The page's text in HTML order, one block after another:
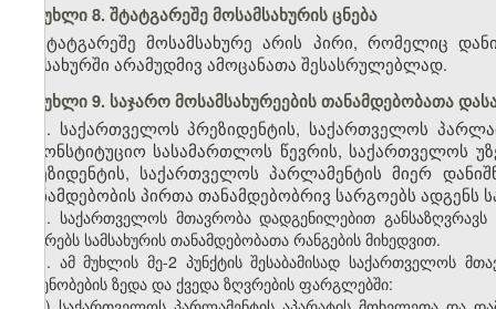
მუხლი 8. შტატგარეშე მოსამსახურის ცნება
შტატგარეშე მოსამსახურე არის პირი, რომელიც
სამსახურში არამუდმივ ამოცანათა შესასრულებლად.
მუხლი 9. საჯარო მოსამსახურეების თანამდებობათა
1. საქართველოს პრეზიდენტის, საქართველოს
საკონსტიტუციო სასამართლოს წევრის, საქართველოს
პრეზიდენტის, საქართველოს პარლამენტის მიერ
თანამდებობის პირთა თანამდებობრივ სარგოებს ადგენს
2. საქართველოს მთავრობა დადგენილებით
ზღვრებს სამსახურის თანამდებობათა რანგების მიხედვით.
3. ამ მუხლის მე-2 პუნქტის შესაბამისად საქართველოს
ოდენობების ზედა და ქვედა ზღვრების ფარგლებში: